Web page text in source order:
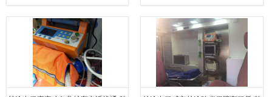
市省县接送电话YBF 县接送电话YBF